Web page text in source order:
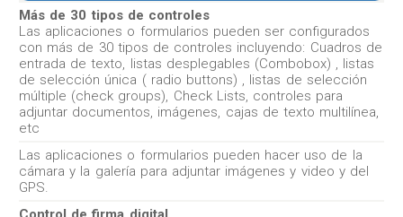
Más de 30 tipos de controles
Las aplicaciones o formularios pueden ser configurados
con más de 30 tipos de controles incluyendo: Cuadros de
entrada de texto, listas desplegables (Combobox) , listas
de selección única ( radio buttons) , listas de selección
múltiple (check groups), Check Lists, controles para
adjuntar documentos, imágenes, cajas de texto multilínea,
etc
Las aplicaciones o formularios pueden hacer uso de la
cámara y la galería para adjuntar imágenes y video y del
GPS.